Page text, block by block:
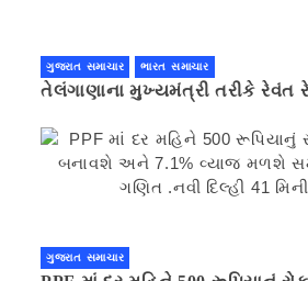
ગુજરાત સમાચાર ભારત સમાચાર
તેલંગાણાના મુખ્યમંત્રી તરીકે રેવંત
ગુજરાત સમાચાર